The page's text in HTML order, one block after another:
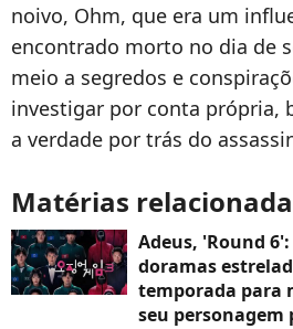
noivo, Ohm, que era um
encontrado morto no dia de
meio a segredos e
investigar por conta própria,
a verdade por trás do
Matérias
Adeus, 'Round
doramas
temporada para
seu personagem